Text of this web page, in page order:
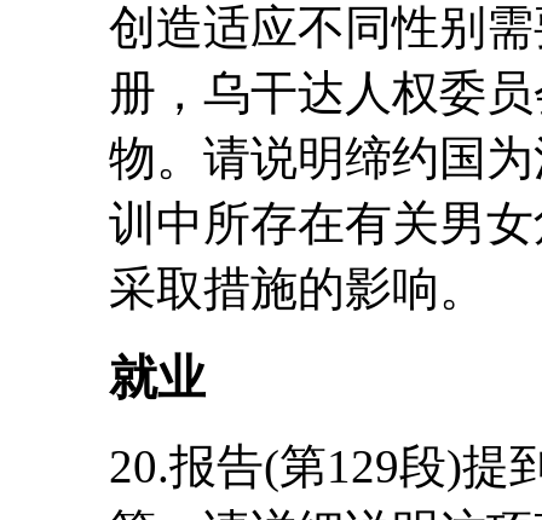
创造适应不同性别
册，乌干达人权委
物。请说明缔约国
训中所存在有关男
采取措施的影响。
就业
20.报告(第129段)提